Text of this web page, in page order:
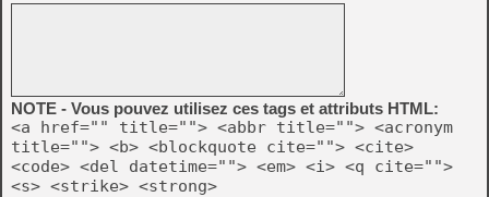
NOTE - Vous pouvez utilisez ces tags et attributs HTML:
<a href="" title=""> <abbr title=""> <acronym
title=""> <b> <blockquote cite=""> <cite>
<code> <del datetime=""> <em> <i> <q cite="">
<s> <strike> <strong>